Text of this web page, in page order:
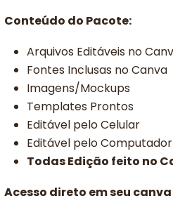
Conteúdo do Pacote:
Arquivos Editáveis no
Fontes Inclusas no Canva
Imagens/Mockups
Templates Prontos
Editável pelo Celular
Editável pelo Computador
Todas Edição feito no
Acesso direto em seu canva